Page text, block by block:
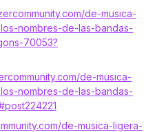
de-musica-
nombres-de-las-bandas-
70053?
de-musica-
nombres-de-las-bandas-
de-musica-ligera-